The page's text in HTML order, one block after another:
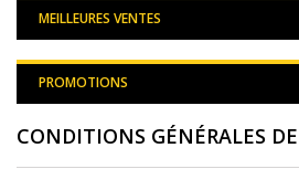
MEILLEURES VENTES
PROMOTIONS
CONDITIONS GÉNÉRALES